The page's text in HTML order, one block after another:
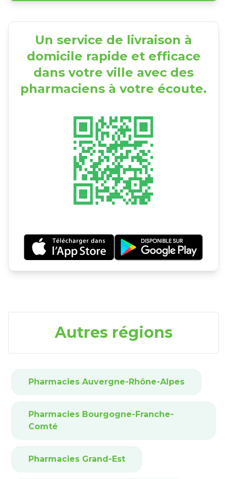
Un service de livraison à
domicile rapide et efficace
dans votre ville avec des
pharmaciens à votre écoute.
Autres régions
Pharmacies Auvergne-Rhône-Alpes
Pharmacies Bourgogne-Franche-
Comté
Pharmacies Grand-Est